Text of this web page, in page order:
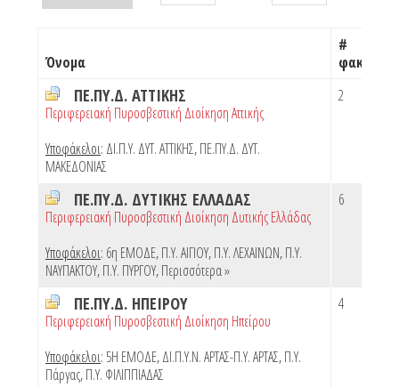
Όνομα
#
φακέλων
ΠΕ.ΠΥ.Δ. ΑΤΤΙΚΗΣ
Περιφερειακή Πυροσβεστική Διοίκηση Αττικής
Υποφάκελοι: ΔΙ.Π.Υ. ΔΥΤ. ΑΤΤΙΚΗΣ,ΠΕ.ΠΥ.Δ. ΔΥΤ.
ΜΑΚΕΔΟΝΙΑΣ
2
ΠΕ.ΠΥ.Δ. ΔΥΤΙΚΗΣ ΕΛΛΑΔΑΣ
Περιφερειακή Πυροσβεστική Διοίκηση Δυτικής Ελλάδας
Υποφάκελοι: 6η ΕΜΟΔΕ,Π.Υ. ΑΙΓΙΟΥ,Π.Υ. ΛΕΧΑΙΝΩΝ,Π.Υ.
ΝΑΥΠΑΚΤΟΥ,Π.Υ. ΠΥΡΓΟΥ,Περισσότερα »
6
ΠΕ.ΠΥ.Δ. ΗΠΕΙΡΟΥ
Περιφερειακή Πυροσβεστική Διοίκηση Ηπείρου
Υποφάκελοι: 5Η ΕΜΟΔΕ,ΔΙ.Π.Υ.Ν. ΑΡΤΑΣ-Π.Υ. ΑΡΤΑΣ,Π.Υ.
Πάργας,Π.Υ. ΦΙΛΙΠΠΙΑΔΑΣ
4